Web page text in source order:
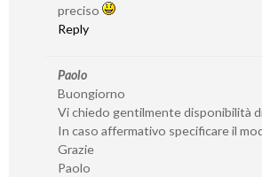
preciso
Reply
Paolo
Buongiorno
Vi chiedo gentilmente disponibilità
In caso affermativo specificare il
Grazie
Paolo